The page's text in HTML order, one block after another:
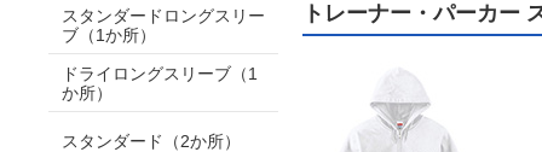
トレーナー・パーカー
スタンダードロングスリー
ブ（1か所）
ドライロングスリーブ（1
か所）
スタンダード（2か所）